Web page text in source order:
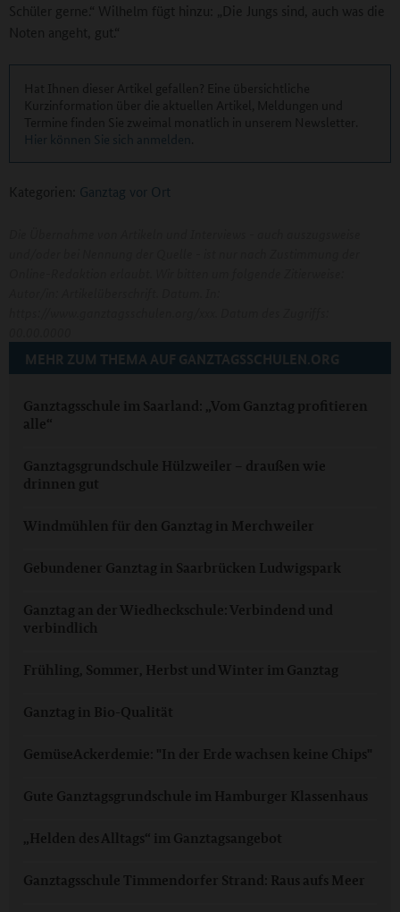
Schüler gerne.“ Wilhelm fügt hinzu: „Die Jungs sind, auch was die
Noten angeht, gut.“
Hier können Sie sich anmelden
Kategorien: Ganztag vor Ort
MEHR ZUM THEMA AUF GANZTAGSSCHULEN.ORG
Ganztagsschule im Saarland: „Vom Ganztag profitieren
alle“
Ganztagsgrundschule Hülzweiler – draußen wie
drinnen gut
Windmühlen für den Ganztag in Merchweiler
Gebundener Ganztag in Saarbrücken Ludwigspark
Ganztag an der Wiedheckschule: Verbindend und
verbindlich
Frühling, Sommer, Herbst und Winter im Ganztag
Ganztag in Bio-Qualität
GemüseAckerdemie: "In der Erde wachsen keine Chips"
Gute Ganztagsgrundschule im Hamburger Klassenhaus
„Helden des Alltags“ im Ganztagsangebot
Ganztagsschule Timmendorfer Strand: Raus aufs Meer